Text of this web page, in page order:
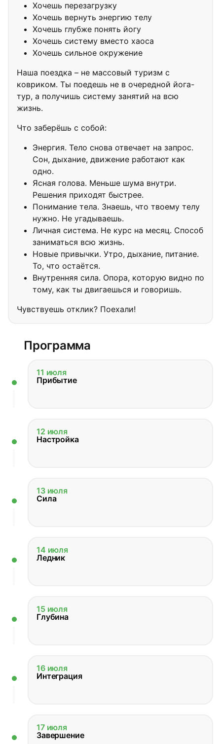
Хочешь перезагрузку
Хочешь вернуть энергию телу
Хочешь глубже понять йогу
Хочешь систему вместо хаоса
Хочешь сильное окружение
Наша поездка – не массовый туризм с
ковриком. Ты поедешь не в очередной йога-
тур, а получишь систему занятий на всю
жизнь.
Что заберёшь с собой:
Энергия. Тело снова отвечает на запрос.
Сон, дыхание, движение работают как
одно.
Ясная голова. Меньше шума внутри.
Решения приходят быстрее.
Понимание тела. Знаешь, что твоему телу
нужно. Не угадываешь.
Личная система. Не курс на месяц. Способ
заниматься всю жизнь.
Новые привычки. Утро, дыхание, питание.
То, что остаётся.
Внутренняя сила. Опора, которую видно по
тому, как ты двигаешься и говоришь.
Чувствуешь отклик? Поехали!
Программа
11 июля
Прибытие
12 июля
Настройка
13 июля
Сила
14 июля
Ледник
15 июля
Глубина
16 июля
Интеграция
17 июля
Завершение